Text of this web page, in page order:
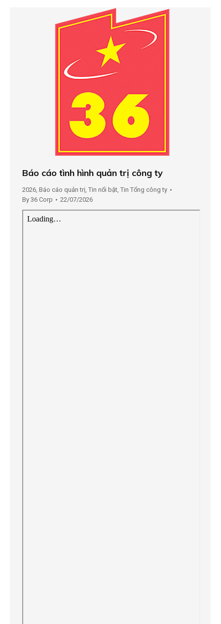
Báo cáo tình hình quản trị công ty
2026 Báo cáo quản trị Tin nổi bật Tin Tổng công ty
By 36 Corp 22/07/2026